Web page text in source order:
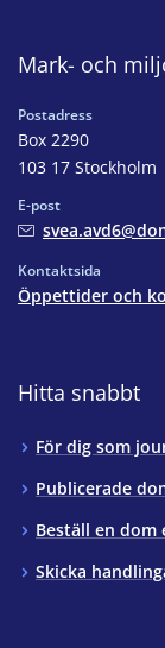
Mark- och
Postadress
Box 2290
103 17 Stockholm
E-post
Kontaktsida
Öppettider och
Hitta snabbt
För dig som
Publicerade
Beställ en dom
Skicka